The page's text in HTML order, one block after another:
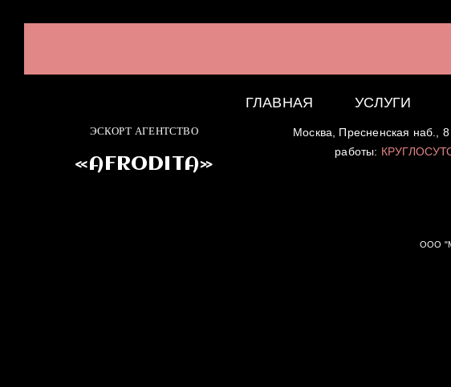
ГЛАВНАЯ УСЛУГИ
ЭСКОРТ АГЕНТСТВО
«AFRODITA»
Москва, Пресненская наб.,
работы:
ООО